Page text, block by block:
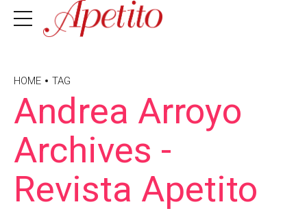
HOME TAG
Andrea Arroyo
Archives -
Revista Apetito